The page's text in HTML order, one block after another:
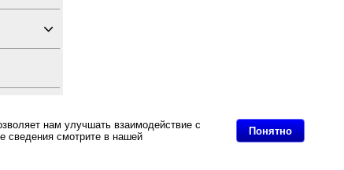
Понятно
нам улучшать взаимодействие с
сведения смотрите в нашей
материалов